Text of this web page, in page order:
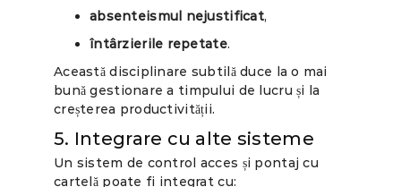
absenteismul nejustificat,
întârzierile repetate.
Această disciplinare subtilă duce la o mai
bună gestionare a timpului de lucru și la
creșterea productivității.
5. Integrare cu alte sisteme
Un sistem de control acces și pontaj cu
cartelă poate fi integrat cu: